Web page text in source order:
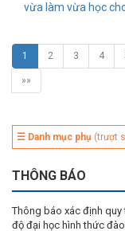
vừa làm vừa học cho
1 2 3 4
»»
☰ Danh mục phụ (trượt
THÔNG BÁO
Thông báo xác định
độ đại học hình thức